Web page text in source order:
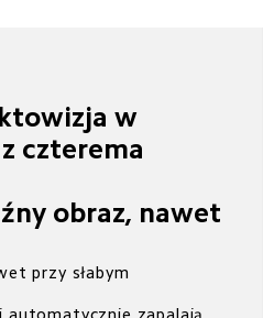
w
czterema
obraz, nawet
przy słabym